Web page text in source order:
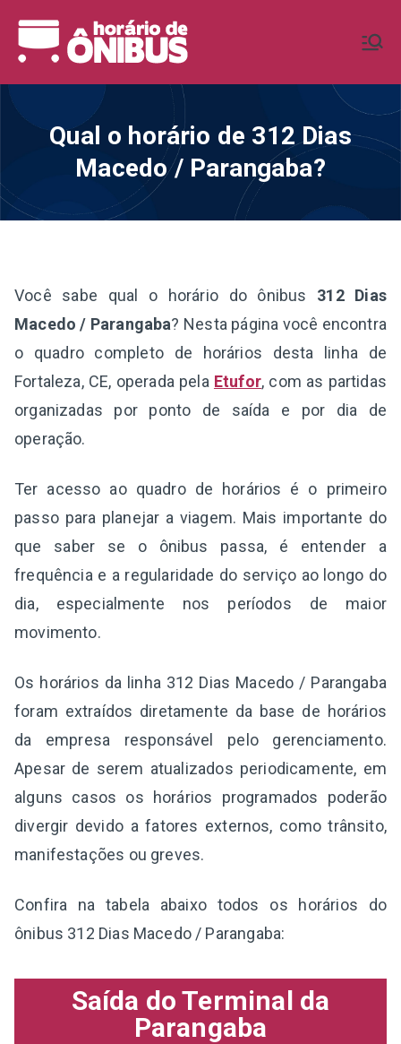
para
Ônibus BR
Horários de Ônibus de todo o
Qual o horário de 312 Dias
Macedo / Parangaba?
Você sabe qual o horário do ônibus 312 Dias
Macedo / Parangaba? Nesta página você encontra
o quadro completo de horários desta linha de
Fortaleza, CE, operada pela Etufor, com as partidas
organizadas por ponto de saída e por dia de
operação.
Ter acesso ao quadro de horários é o primeiro
passo para planejar a viagem. Mais importante do
que saber se o ônibus passa, é entender a
frequência e a regularidade do serviço ao longo do
dia, especialmente nos períodos de maior
movimento.
Os horários da linha 312 Dias Macedo / Parangaba
foram extraídos diretamente da base de horários
da empresa responsável pelo gerenciamento.
Apesar de serem atualizados periodicamente, em
alguns casos os horários programados poderão
divergir devido a fatores externos, como trânsito,
manifestações ou greves.
Confira na tabela abaixo todos os horários do
ônibus 312 Dias Macedo / Parangaba:
Saída do Terminal da
Parangaba